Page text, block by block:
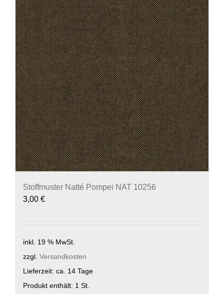
Stoffmuster Natté Pompei NAT 10256
3,00 €
inkl. 19 % MwSt.
zzgl. Versandkosten
Lieferzeit: ca. 14 Tage
Produkt enthält: 1 St.